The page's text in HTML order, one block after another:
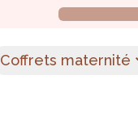
Coffrets maternité